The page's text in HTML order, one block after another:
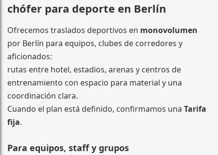
chófer para deporte en Berlín
Ofrecemos traslados deportivos en monovolumen
por Berlín para equipos, clubes de corredores y
aficionados:
rutas entre hotel, estadios, arenas y centros de
entrenamiento con espacio para material y una
coordinación clara.
Cuando el plan está definido, confirmamos una Tarifa
fija.
Para equipos, staff y grupos